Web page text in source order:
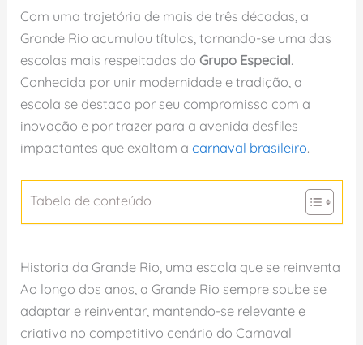
Com uma trajetória de mais de três décadas, a
Grande Rio acumulou títulos, tornando-se uma das
escolas mais respeitadas do Grupo Especial.
Conhecida por unir modernidade e tradição, a
escola se destaca por seu compromisso com a
inovação e por trazer para a avenida desfiles
impactantes que exaltam acarnaval brasileiro.
Tabela de conteúdo
Historia da Grande Rio, uma escola que se reinventa
Ao longo dos anos, a Grande Rio sempre soube se
adaptar e reinventar, mantendo-se relevante e
criativa no competitivo cenário do Carnaval